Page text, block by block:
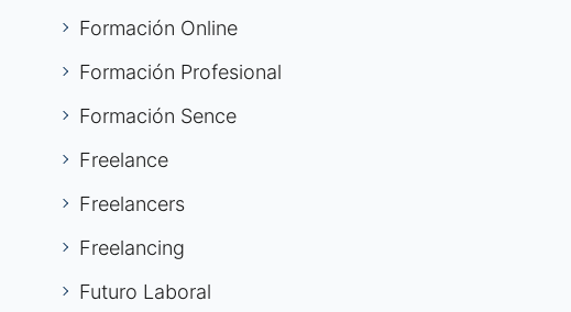
Formación Online
Formación Profesional
Formación Sence
Freelance
Freelancers
Freelancing
Futuro Laboral